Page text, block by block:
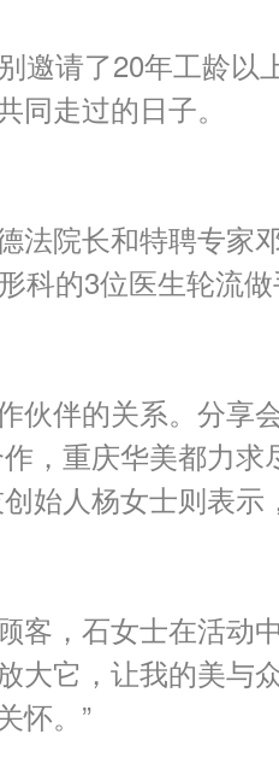
邀请了20年工龄以
走过的日子。
法院长和特聘专家
科的3位医生轮流
伙伴的关系。分
，重庆华美都力
始人杨女士则表
客，石女士在活动
大它，让我的美与
怀。”